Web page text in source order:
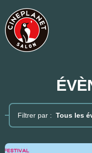
Filtrer par : Tous les